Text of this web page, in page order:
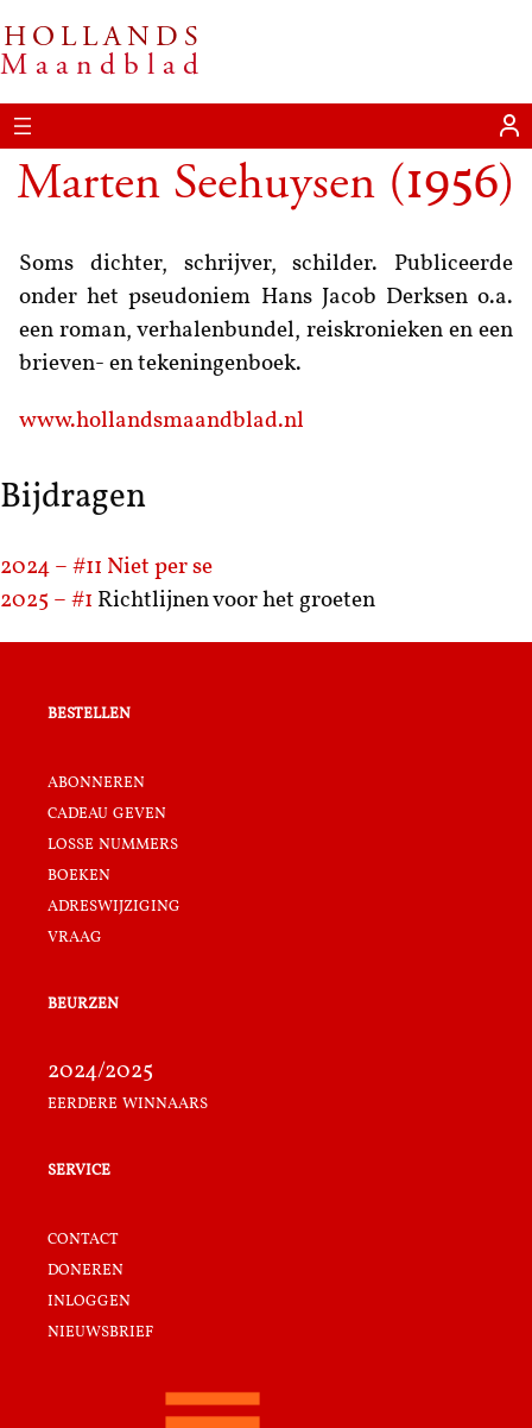
HOLLANDS
Maandblad
Marten Seehuysen (1956)
Soms dichter, schrijver, schilder. Publiceerde
onder het pseudoniem Hans Jacob Derksen o.a.
een roman, verhalenbundel, reiskronieken en een
brieven- en tekeningenboek.
www.hollandsmaandblad.nl
Bijdragen
2024 – #11 Niet per se
2025 – #1 Richtlijnen voor het groeten
bestellen
abonneren
cadeau geven
losse nummers
boeken
adreswijziging
vraag
beurzen
2024/2025
eerdere winnaars
service
contact
doneren
inloggen
nieuwsbrief